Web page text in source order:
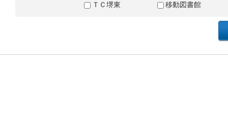
ＴＣ堺東
移動図書館